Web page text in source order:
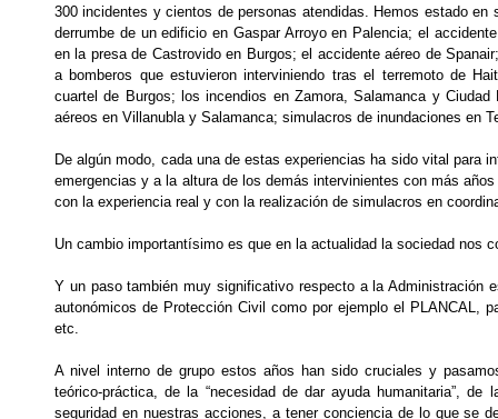
300 incidentes y cientos de personas atendidas. Hemos estado en
derrumbe de un edificio en Gaspar Arroyo en Palencia; el
en la presa de Castrovido en Burgos; el accidente aéreo de
a bomberos que estuvieron interviniendo tras el terremoto de
cuartel de Burgos; los incendios en Zamora, Salamanca y Ciudad
aéreos en Villanubla y Salamanca; simulacros de inundaciones en
De algún modo, cada una de estas experiencias ha sido vital para
emergencias y a la altura de los demás intervinientes con más
con la experiencia real y con la realización de simulacros en
Un cambio importantísimo es que en la actualidad la sociedad nos
Y un paso también muy significativo respecto a la Administración
autonómicos de Protección Civil como por ejemplo el PLANCAL,
etc.
A nivel interno de grupo estos años han sido cruciales y
teórico-práctica, de la “necesidad de dar ayuda humanitaria”,
seguridad en nuestras acciones, a tener conciencia de lo que se